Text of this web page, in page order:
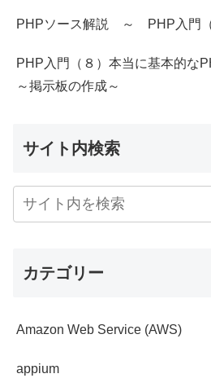
PHPソース解説 ～ PHP入門（
PHP入門（８）本当に基本的な
～掲示板の作成～
サイト内検索
カテゴリー
Amazon Web Service (AWS)
appium